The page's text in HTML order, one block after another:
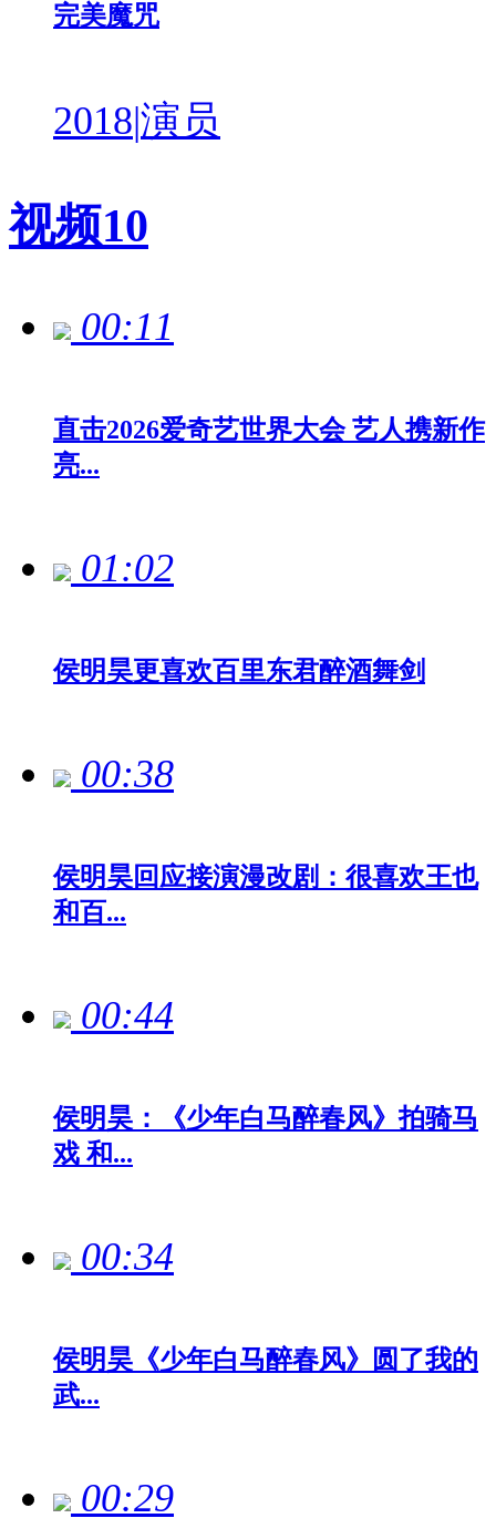
完美魔咒
2018|演员
视频10
00:11
直击2026爱奇艺世界大会 艺人携新作
亮...
01:02
侯明昊更喜欢百里东君醉酒舞剑
00:38
侯明昊回应接演漫改剧：很喜欢王也
和百...
00:44
侯明昊：《少年白马醉春风》拍骑马
戏 和...
00:34
侯明昊《少年白马醉春风》圆了我的
武...
00:29